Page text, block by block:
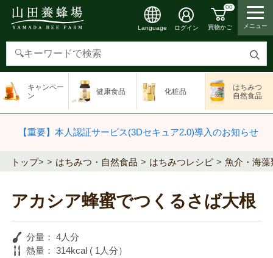
検
す
Language ログイン
00
買物かご メニュー
キャンペー
ン
健康食品 化粧品
はちみつ
自然食品
【重要】本人認証サービス(3Dセキュア2.0)導入のお知らせ
トップ> はちみつ・自然食品 はちみつレシピ 魚介・海藻
アカシア蜂蜜でつくるさば大根
分量： 4人分
熱量： 314kcal ( 1人分）